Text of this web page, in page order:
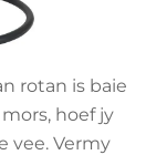
rotan is baie
hoef jy
vee. Vermy